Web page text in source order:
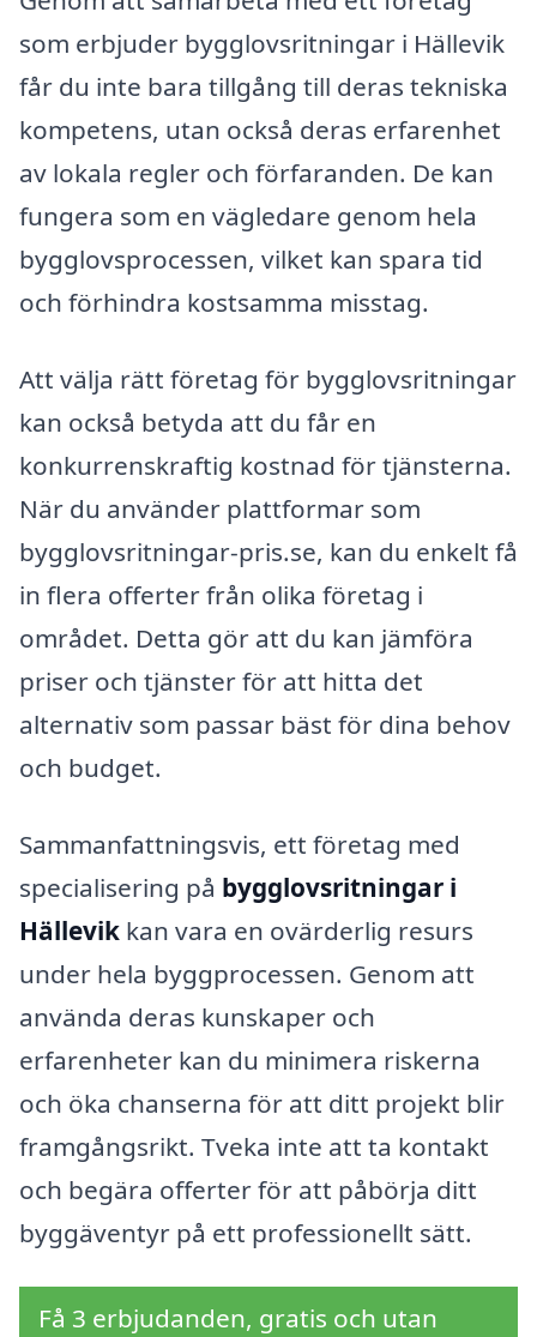
som erbjuder bygglovsritningar i Hällevik
får du inte bara tillgång till deras tekniska
kompetens, utan också deras erfarenhet
av lokala regler och förfaranden. De kan
fungera som en vägledare genom hela
bygglovsprocessen, vilket kan spara tid
och förhindra kostsamma misstag.
Att välja rätt företag för bygglovsritningar
kan också betyda att du får en
konkurrenskraftig kostnad för tjänsterna.
När du använder plattformar som
bygglovsritningar-pris.se, kan du enkelt få
in flera offerter från olika företag i
området. Detta gör att du kan jämföra
priser och tjänster för att hitta det
alternativ som passar bäst för dina behov
och budget.
Sammanfattningsvis, ett företag med
specialisering på bygglovsritningar i
Hällevik kan vara en ovärderlig resurs
under hela byggprocessen. Genom att
använda deras kunskaper och
erfarenheter kan du minimera riskerna
och öka chanserna för att ditt projekt blir
framgångsrikt. Tveka inte att ta kontakt
och begära offerter för att påbörja ditt
byggäventyr på ett professionellt sätt.
Få 3 erbjudanden, gratis och utan